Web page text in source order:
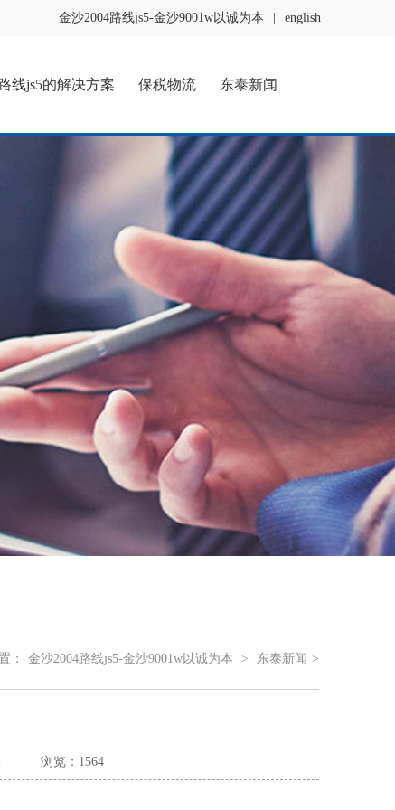
金沙2004路线js5-金沙9001w以诚为本 english
线js5的解决方案 保税物流 东泰新闻
： 金沙2004路线js5-金沙9001w以诚为本 > 东泰新闻 >
浏览：1564